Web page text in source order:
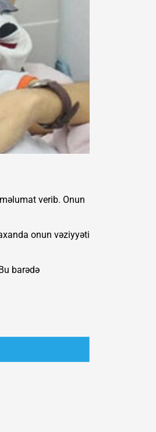
verib. Onun
onun vəziyyəti
barədə